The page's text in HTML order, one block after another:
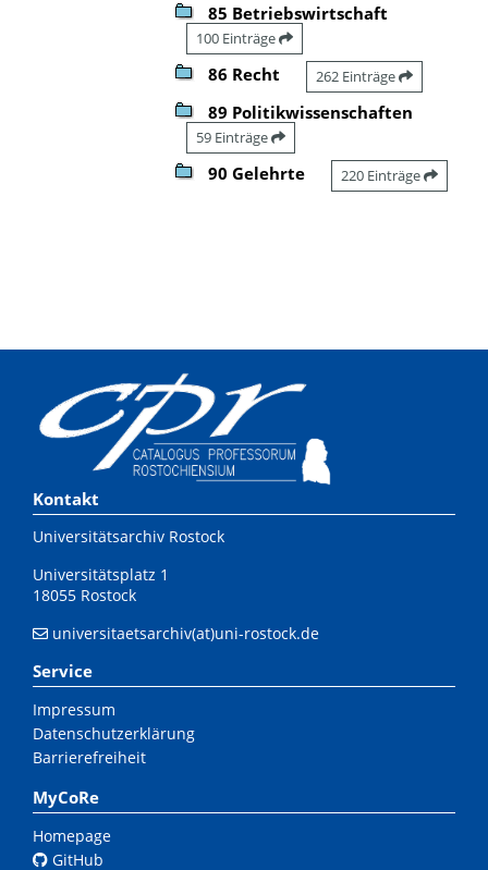
85 Betriebswirtschaft
100 Einträge
86 Recht 262 Einträge
89 Politikwissenschaften
59 Einträge
90 Gelehrte 220 Einträge
Kontakt
Universitätsarchiv Rostock
Universitätsplatz 1
18055 Rostock
universitaetsarchiv(at)uni-rostock.de
Service
Impressum
Datenschutzerklärung
Barrierefreiheit
MyCoRe
Homepage
GitHub